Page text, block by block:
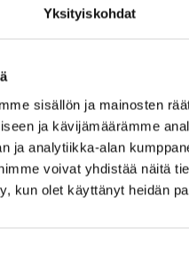
Yksityiskohdat
sisällön ja mainosten
ja kävijämäärämme
ja analytiikka-alan
voivat yhdistää näitä
kun olet käyttänyt heidän
vuoden 2026